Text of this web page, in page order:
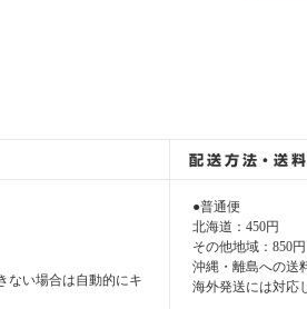
ない場合は自動的にキ
●普通便
北海道：450円
その他地域：850円
沖縄・離島への送
海外発送には対応